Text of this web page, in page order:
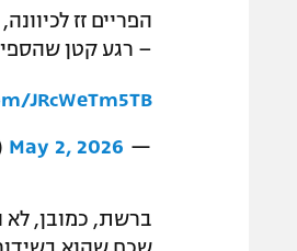
הפריים זז
– רגע קטן
JRcWeTm5TB
— Benny P (@BernieParera)
May 2, 2026
ברשת, כמובן, לא